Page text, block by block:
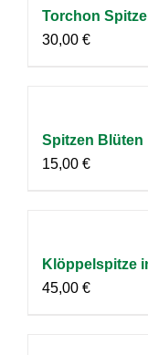
Torchon
30,00 €
Spitzen Blüten
15,00 €
Klöppelspitze
45,00 €